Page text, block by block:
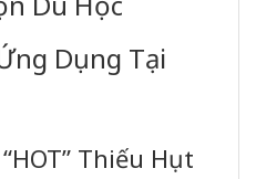
Dụng Tại
Thiếu Hụt